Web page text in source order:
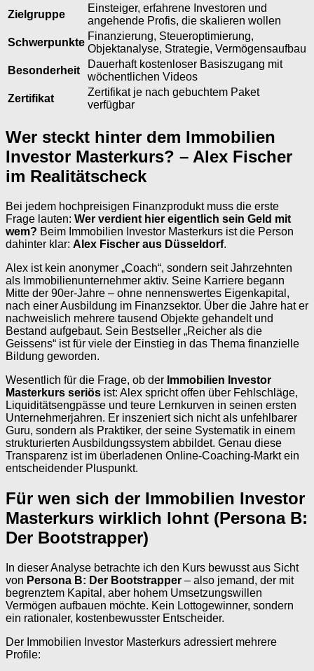
Zielgruppe
Einsteiger, erfahrene Investoren und
angehende Profis, die skalieren wollen
Schwerpunkte
Finanzierung, Steueroptimierung,
Objektanalyse, Strategie, Vermögensaufbau
Besonderheit
Dauerhaft kostenloser Basiszugang mit
wöchentlichen Videos
Zertifikat
Zertifikat je nach gebuchtem Paket
verfügbar
Wer steckt hinter dem Immobilien
Investor Masterkurs? – Alex Fischer
im Realitätscheck
Bei jedem hochpreisigen Finanzprodukt muss die erste
Frage lauten: Wer verdient hier eigentlich sein Geld mit
wem? Beim Immobilien Investor Masterkurs ist die Person
dahinter klar: Alex Fischer aus Düsseldorf.
Alex ist kein anonymer „Coach“, sondern seit Jahrzehnten
als Immobilienunternehmer aktiv. Seine Karriere begann
Mitte der 90er-Jahre – ohne nennenswertes Eigenkapital,
nach einer Ausbildung im Finanzsektor. Über die Jahre hat er
nachweislich mehrere tausend Objekte gehandelt und
Bestand aufgebaut. Sein Bestseller „Reicher als die
Geissens“ ist für viele der Einstieg in das Thema finanzielle
Bildung geworden.
Wesentlich für die Frage, ob der Immobilien Investor
Masterkurs seriös ist: Alex spricht offen über Fehlschläge,
Liquiditätsengpässe und teure Lernkurven in seinen ersten
Unternehmerjahren. Er inszeniert sich nicht als unfehlbarer
Guru, sondern als Praktiker, der seine Systematik in einem
strukturierten Ausbildungssystem abbildet. Genau diese
Transparenz ist im überladenen Online-Coaching-Markt ein
entscheidender Pluspunkt.
Für wen sich der Immobilien Investor
Masterkurs wirklich lohnt (Persona B:
Der Bootstrapper)
In dieser Analyse betrachte ich den Kurs bewusst aus Sicht
von Persona B: Der Bootstrapper – also jemand, der mit
begrenztem Kapital, aber hohem Umsetzungswillen
Vermögen aufbauen möchte. Kein Lottogewinner, sondern
ein rationaler, kostenbewusster Entscheider.
Der Immobilien Investor Masterkurs adressiert mehrere
Profile: